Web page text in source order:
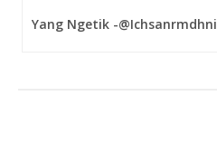
Yang Ngetik -@Ichsanrmdhni